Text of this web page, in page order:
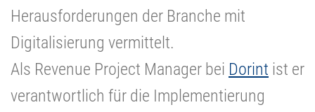
Herausforderungen der Branche mit
Digitalisierung vermittelt.
Als Revenue Project Manager bei Dorint ist er
verantwortlich für die Implementierung